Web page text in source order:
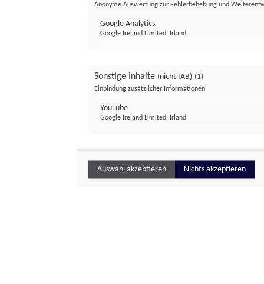
Anonyme Auswertung zur Fehlerbehebung und
Google Analytics
Google Ireland Limited, Irland
Sonstige Inhalte (nicht IAB) (1)
Einbindung zusätzlicher Informationen
YouTube
Google Ireland Limited, Irland
Auswahl akzeptieren Nichts akzeptieren